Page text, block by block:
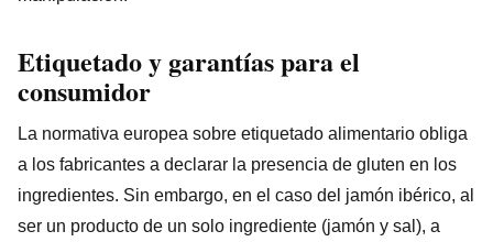
Etiquetado y garantías para el
consumidor
La normativa europea sobre etiquetado alimentario obliga
a los fabricantes a declarar la presencia de gluten en los
ingredientes. Sin embargo, en el caso del jamón ibérico, al
ser un producto de un solo ingrediente (jamón y sal), a